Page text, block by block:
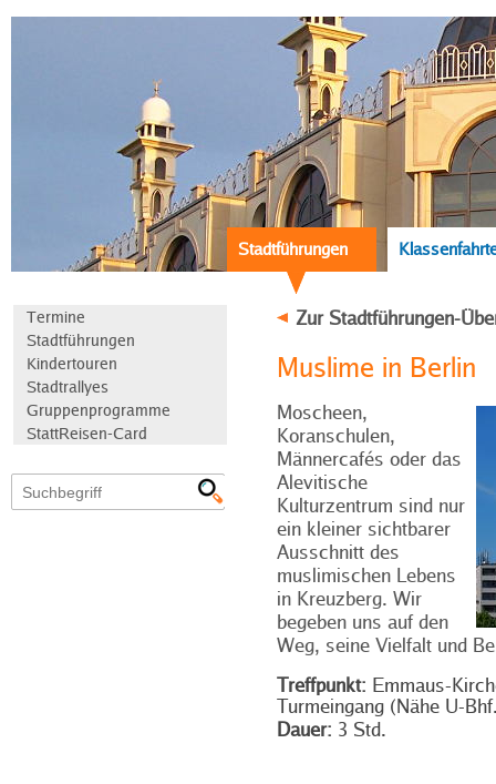
Stadtführungen
Termine
Stadtführungen
Kindertouren
Stadtrallyes
Gruppenprogramme
StattReisen-Card
Zur Stadtführungen-
Muslime in Berlin
Moscheen,
Koranschulen,
Männercafés oder das
Alevitische
Kulturzentrum sind nur
ein kleiner sichtbarer
Ausschnitt des
muslimischen Lebens
in Kreuzberg. Wir
begeben uns auf den
Weg, seine Vielfalt und
Treffpunkt: Emmaus-
Turmeingang (Nähe U-
Dauer: 3 Std.